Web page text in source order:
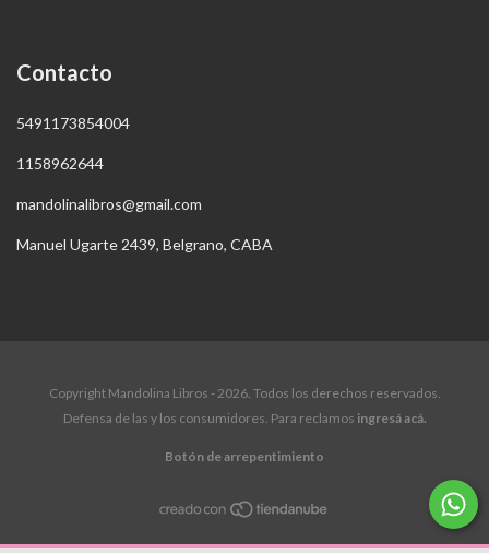
Contacto
5491173854004
1158962644
mandolinalibros@gmail.com
Manuel Ugarte 2439, Belgrano, CABA
Copyright Mandolina Libros - 2026. Todos los derechos reservados.
Defensa de las y los consumidores. Para reclamos ingresá acá.
Botón de arrepentimiento